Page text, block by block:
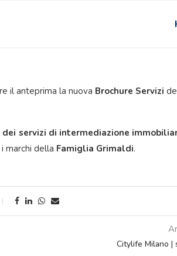
il anteprima la nuova Brochure Servizi
servizi di intermediazione
marchi della Famiglia Grimaldi.
Citylife Milano |